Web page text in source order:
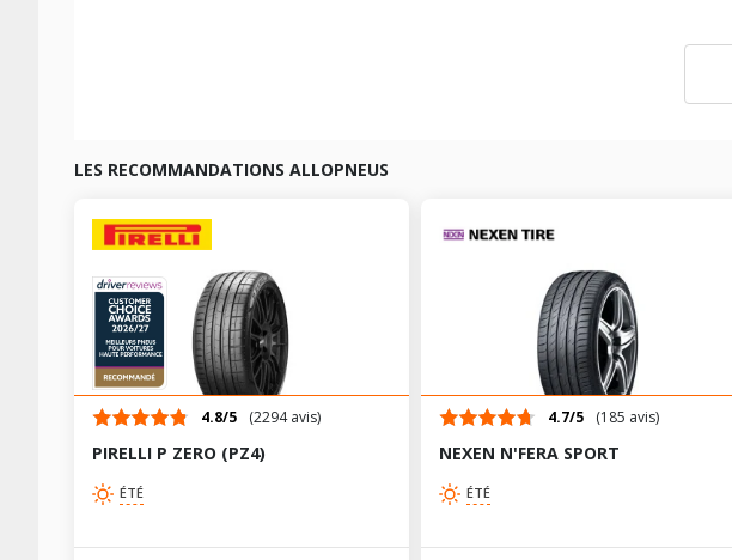
LES RECOMMANDATIONS ALLOPNEUS
4.8/5 (2294 avis)
PIRELLI P ZERO (PZ4)
ÉTÉ
4.7/5 (185 avis)
NEXEN N'FERA SPORT
ÉTÉ